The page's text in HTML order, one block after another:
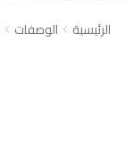
الرئيسية الوصفات